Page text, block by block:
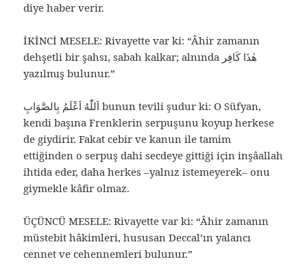
diye haber verir.
İKİNCİ MESELE: Rivayette var ki: “Âhir zamanın
dehşetli bir şahsı, sabah kalkar; alnında هٰذَا كَافِر
yazılmış bulunur.”
اَللّٰهُ اَعْلَمُ بِالصَّوَابِ‌ bunun tevili şudur ki: O Süfyan,
kendi başına Frenklerin serpuşunu koyup herkese
de giydirir. Fakat cebir ve kanun ile tamim
ettiğinden o serpuş dahi secdeye gittiği için inşâallah
ihtida eder, daha herkes –yalnız istemeyerek– onu
giymekle kâfir olmaz.
ÜÇÜNCÜ MESELE: Rivayette var ki: “Âhir zamanın
müstebit hâkimleri, hususan Deccal’ın yalancı
cennet ve cehennemleri bulunur.”